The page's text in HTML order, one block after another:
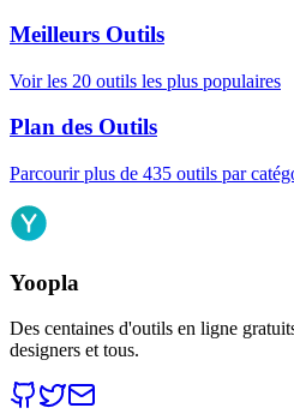
Meilleurs Outils
Voir les 20 outils les plus populaires
Plan des Outils
Parcourir plus de 435 outils par
Yoopla
Des centaines d'outils en ligne
designers et tous.